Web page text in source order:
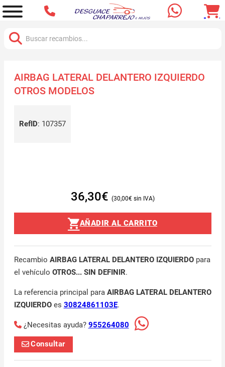
AIRBAG LATERAL DELANTERO IZQUIERDO
OTROS MODELOS
RefID: 107357
36,30€ 30,00€
AÑADIR AL CARRITO
Recambio AIRBAG LATERAL DELANTERO IZQUIERDOpara
el vehículo OTROS... SIN DEFINIR.
La referencia principal para AIRBAG LATERAL DELANTERO
IZQUIERDOes 30824861103E.
¿Necesitas ayuda? 955264080
Consultar